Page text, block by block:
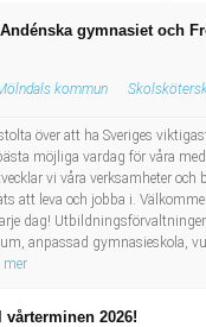
storhushåll
underhåll
gymnasiet och
kommun
över att ha Sveriges
möjliga vardag för våra
vi våra verksamheter och
att leva och jobba i.
dag!
anpassad gymnasieskola,
mer
2026!